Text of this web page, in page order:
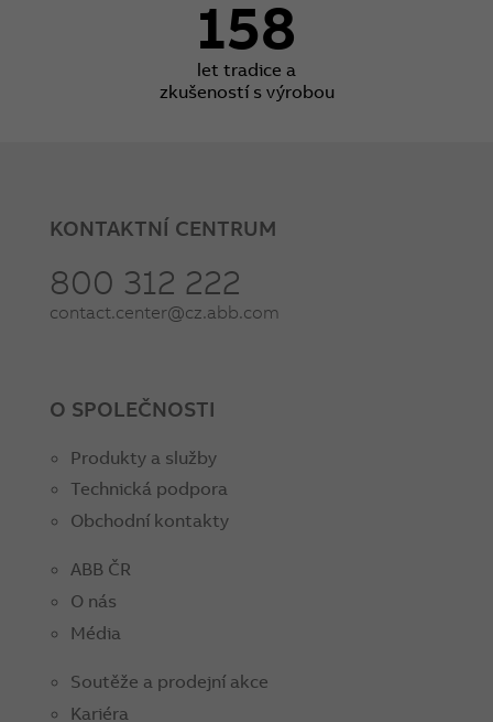
158
let tradice a
zkušeností s výrobou
KONTAKTNÍ CENTRUM
800 312 222
contact.center@cz.abb.com
O SPOLEČNOSTI
Produkty a služby
Technická podpora
Obchodní kontakty
ABB ČR
O nás
Média
Soutěže a prodejní akce
Kariéra